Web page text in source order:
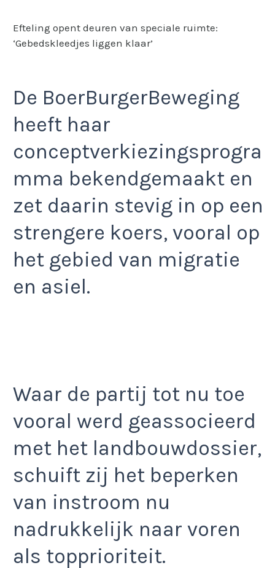
Efteling opent deuren van speciale ruimte:
‘Gebedskleedjes liggen klaar’
De BoerBurgerBeweging
heeft haar
conceptverkiezingsprogra
mma bekendgemaakt en
zet daarin stevig in op een
strengere koers, vooral op
het gebied van migratie
en asiel.
Waar de partij tot nu toe
vooral werd geassocieerd
met het landbouwdossier,
schuift zij het beperken
van instroom nu
nadrukkelijk naar voren
als topprioriteit.